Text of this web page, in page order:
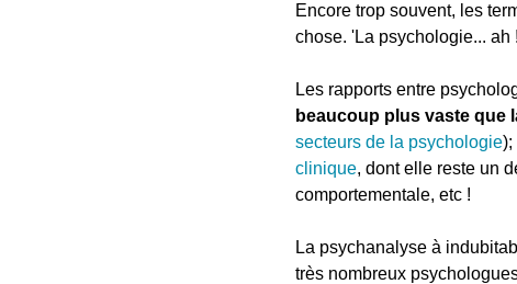
Encore trop souvent, les
chose. 'La psychologie... ah
Les rapports entre
beaucoup plus vaste que
secteurs de la psychologie);
clinique, dont elle reste un
comportementale, etc !
La psychanalyse à
très nombreux